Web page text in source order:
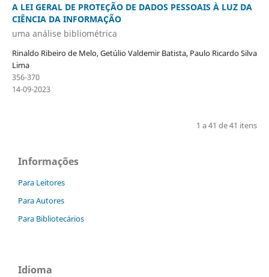
A LEI GERAL DE PROTEÇÃO DE DADOS PESSOAIS À LUZ DA
CIÊNCIA DA INFORMAÇÃO
uma análise bibliométrica
Rinaldo Ribeiro de Melo, Getúlio Valdemir Batista, Paulo Ricardo Silva
Lima
356-370
14-09-2023
1 a 41 de 41 itens
Informações
Para Leitores
Para Autores
Para Bibliotecários
Idioma